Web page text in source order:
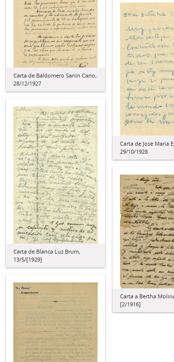
Carta de Baldomero Sanín Cano,
28/12/1927
Carta de José María
29/10/1928
Carta de Blanca Luz Brum,
13/5/[1929]
Carta a Bertha
[2/1916]